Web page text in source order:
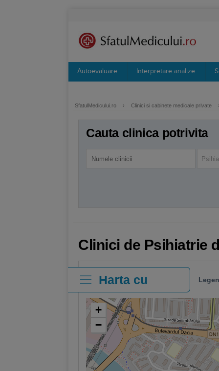
Autoevaluare Interpretare analize
SfatulMedicului.ro › Clinici si cabinete medicale private
Cauta clinica potrivita
Clinici de Psihiatrie
Harta cu
clinici
+
−